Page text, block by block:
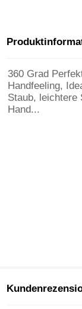
360 Grad
Handfeeling,
Staub, leichtere
Hand...